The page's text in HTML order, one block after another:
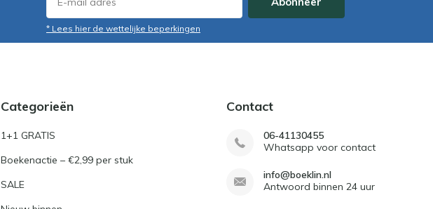
* Lees hier de wettelijke beperkingen
Categorieën
1+1 GRATIS
Boekenactie – €2,99 per stuk
SALE
Contact
06-41130455
Whatsapp voor contact
info@boeklin.nl
Antwoord binnen 24 uur